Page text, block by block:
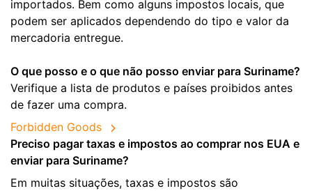
importados. Bem como alguns impostos locais, que
podem ser aplicados dependendo do tipo e valor da
mercadoria entregue.
O que posso e o que não posso enviar para Suriname?
Verifique a lista de produtos e países proibidos antes
de fazer uma compra.
Forbidden Goods
Preciso pagar taxas e impostos ao comprar nos EUA e
enviar para Suriname?
Em muitas situações, taxas e impostos são